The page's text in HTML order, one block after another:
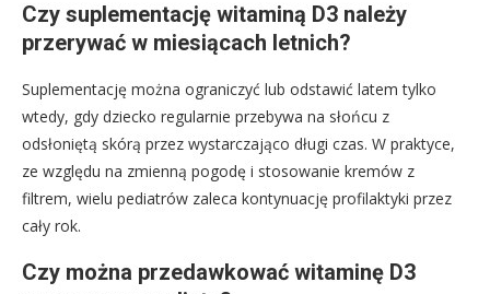
Czy suplementację witaminą D3 należy
przerywać w miesiącach letnich?
Suplementację można ograniczyć lub odstawić latem tylko
wtedy, gdy dziecko regularnie przebywa na słońcu z
odsłoniętą skórą przez wystarczająco długi czas. W praktyce,
ze względu na zmienną pogodę i stosowanie kremów z
filtrem, wielu pediatrów zaleca kontynuację profilaktyki przez
cały rok.
Czy można przedawkować witaminę D3